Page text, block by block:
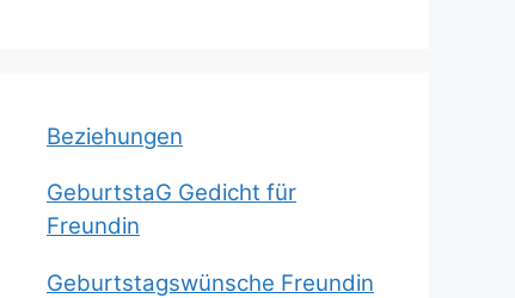
Beziehungen
GeburtstaG Gedicht für
Freundin
Geburtstagswünsche Freundin